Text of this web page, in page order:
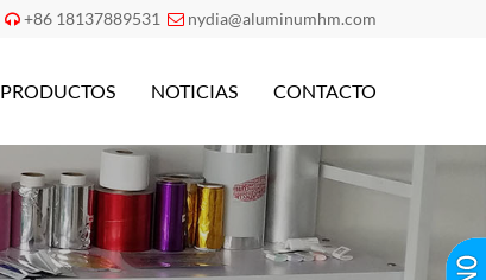
 +86 18137889531  nydia@aluminumhm.com
PRODUCTOS NOTICIAS CONTACTO